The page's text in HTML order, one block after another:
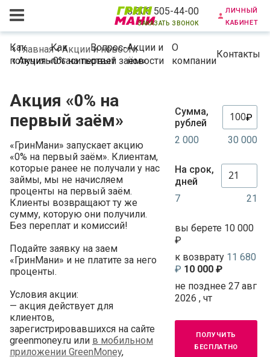
8 800 505-44-00
заказать звонок
личный
кабинет
Как
получить
Как
погасить
Вопрос-
ответ
Акции и
новости
О
компании
Контакты
Главная
Aкции и новости
Акция «0% на первый заём»
Акция «0% на
первый заём»
«ГринМани» запускает акцию
«0% на первый заём». Клиентам,
которые ранее не получали у нас
займы, мы не начисляем
проценты на первый заём.
Клиенты возвращают ту же
сумму, которую они получили.
Без переплат и комиссий!
Подайте заявку на заем
«ГринМани» и не платите за него
проценты.
Условия акции:
— акция действует для
клиентов,
зарегистрировавшихся на сайте
greenmoney.ru или в мобильном
приложении GreenMoney,
Сумма,
рублей
₽
2 000
30 000
На срок,
дней
7
21
вы берете 10 000
₽
к возврату 11 680
₽ 10 000 ₽
не позднее 27 авг
2026 , чт
получить
бесплатно